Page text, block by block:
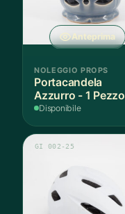
Anteprima
NOLEGGIO PROPS
Portacandela
Azzurro - 1 Pezzo
Disponibile
GI 002-25